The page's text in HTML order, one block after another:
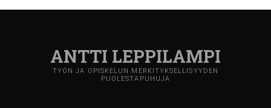
ANTTI LEPPILAMPI
TYÖN JA OPISKELUN MERKITYKSELLISYYDEN
PUOLESTAPUHUJA